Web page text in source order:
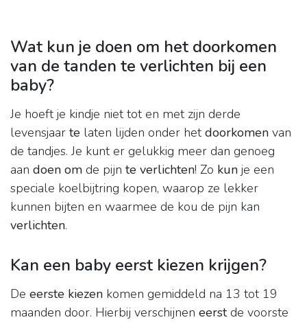
Wat kun je doen om het doorkomen
van de tanden te verlichten bij een
baby?
Je hoeft je kindje niet tot en met zijn derde
levensjaar te laten lijden onder hetdoorkomen van
de tandjes. Je kunt er gelukkig meer dan genoeg
aan doen om de pijn te verlichten! Zo kun je een
speciale koelbijtring kopen, waarop ze lekker
kunnen bijten en waarmee de kou de pijn kan
verlichten.
Kan een baby eerst kiezen krijgen?
De eerste kiezen komen gemiddeld na 13 tot 19
maanden door. Hierbij verschijnen eerstde voorste